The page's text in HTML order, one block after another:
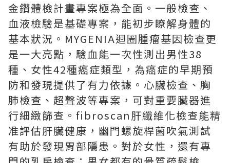
金鑽體檢計畫專案極為全面。一般檢查、
血液檢驗是基礎專案，能初步瞭解身體的
基本狀況。MYGENIA迴圈腫瘤基因檢查更
是一大亮點，驗血能一次性測出男性38
種、女性42種癌症類型，為癌症的早期預
防和發現提供了有力依據。心臟檢查、胸
肺檢查、超聲波等專案，可對重要臟器進
行細緻篩查。fibroscan肝纖維化檢查能精
准評估肝臟健康，幽門螺旋桿菌吹氣測試
有助於發現胃部隱患。對於女性，還有專